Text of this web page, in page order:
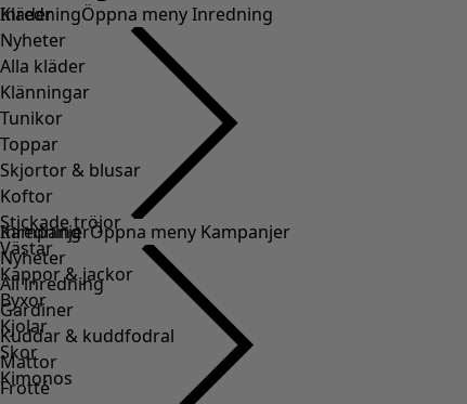
Kläder
Nyheter
Alla kläder
Klänningar
Tunikor
Toppar
Skjortor & blusar
Koftor
Stickade tröjor
Västar
Kappor & jackor
Byxor
Kjolar
Skor
Kimonos
InredningÖppna meny Inredning
Inredning
Nyheter
All inredning
Gardiner
Kuddar & kuddfodral
Mattor
Frotté
KampanjerÖppna meny Kampanjer